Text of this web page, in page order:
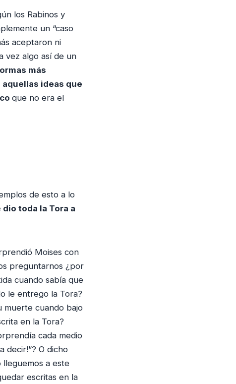
los Rabinos y
un “caso
aceptaron ni
vez algo así de un
más
ideas que
que no era el
de esto a lo
toda la Tora a
Moises con
preguntarnos ¿por
cuando sabía que
le entrego la Tora?
muerte cuando bajo
en la Tora?
cada medio
decir!”? O dicho
lleguemos a este
escritas en la